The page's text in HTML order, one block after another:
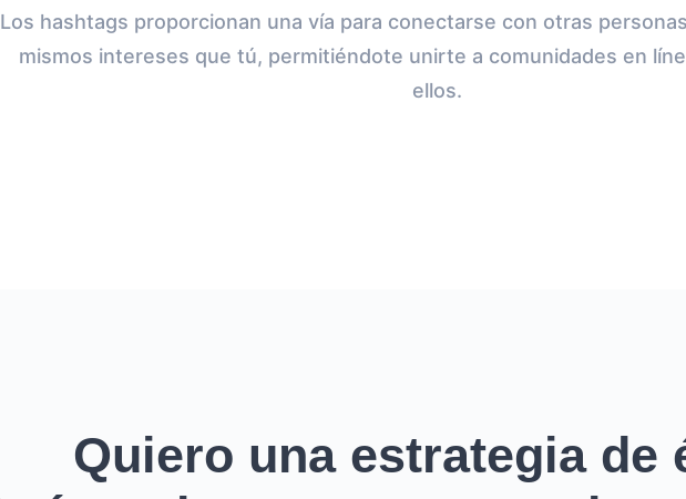
Los hashtags proporcionan una vía para conectarse con otras
mismos intereses que tú, permitiéndote unirte a comunidades en
ellos.
Quiero una estrategia de